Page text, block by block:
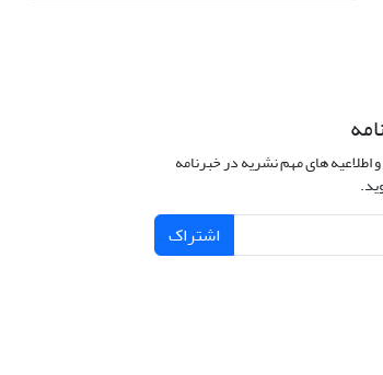
اطلاعیه های مهم نشریه در خبرنامه
اشتراک